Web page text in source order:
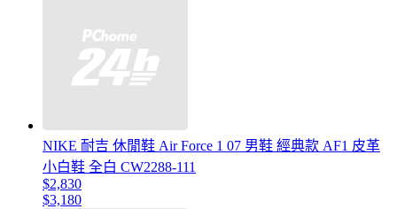
NIKE 耐吉 休閒鞋 Air Force 1 07 男鞋 經典款 AF1 皮革
小白鞋 全白 CW2288-111
$2,830
$3,180